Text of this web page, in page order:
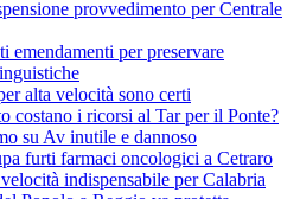
provvedimento per Centrale
emendamenti per preservare
alta velocità sono certi
costano i ricorsi al Tar per il Ponte?
su Av inutile e dannoso
furti farmaci oncologici a Cetraro
indispensabile per Calabria